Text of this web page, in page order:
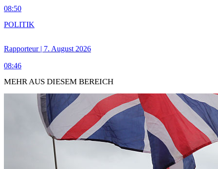
08:50
Rapporteur | 7. August 2026
08:46
POLITIK
MEHR AUS DIESEM BEREICH